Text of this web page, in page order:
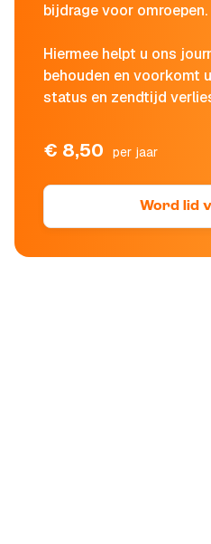
bijdrage voor omroepen.
Hiermee helpt u ons
behouden en voorkomt
status en zendtijd
€ 8,50 per jaar
Word lid